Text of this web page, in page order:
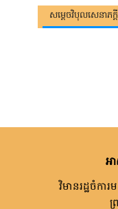
សម្តេចវិបុលសេនា
អ
វិមានរដ្ឋចំកា
ព្